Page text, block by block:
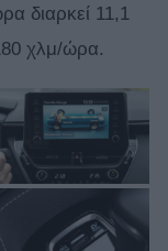
διαρκεί 11,1
χλμ/ώρα.